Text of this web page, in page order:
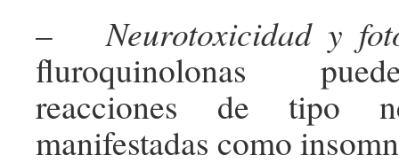
–Neurotoxicidad y
fluroquinolonas
reacciones de tipo
manifestadas como